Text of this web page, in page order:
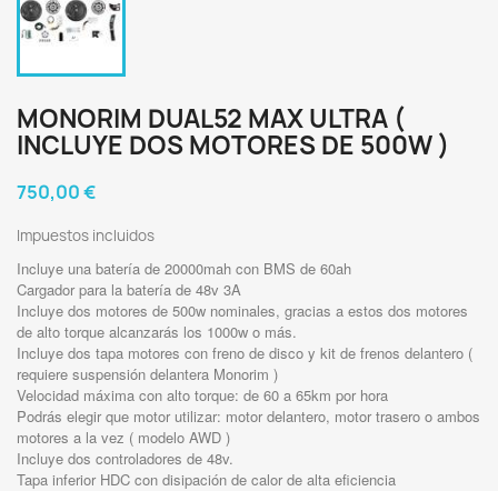
MONORIM DUAL52 MAX ULTRA (
INCLUYE DOS MOTORES DE 500W )
750,00 €
Impuestos incluidos
Incluye una batería de 20000mah con BMS de 60ah
Cargador para la batería de 48v 3A
Incluye dos motores de 500w nominales, gracias a estos dos motores
de alto torque alcanzarás los 1000w o más.
Incluye dos tapa motores con freno de disco y kit de frenos delantero (
requiere suspensión delantera Monorim )
Velocidad máxima con alto torque: de 60 a 65km por hora
Podrás elegir que motor utilizar: motor delantero, motor trasero o ambos
motores a la vez ( modelo AWD )
Incluye dos controladores de 48v.
Tapa inferior HDC con disipación de calor de alta eficiencia